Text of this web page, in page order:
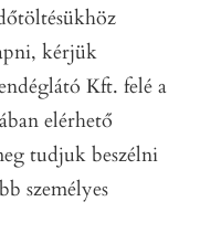
kérjük
Kft. felé a
elérhető
tudjuk beszélni
személyes